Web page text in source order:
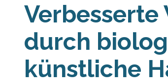
durch
künstliche